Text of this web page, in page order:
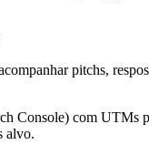
pitchs,
Console) com UTMs
alvo.